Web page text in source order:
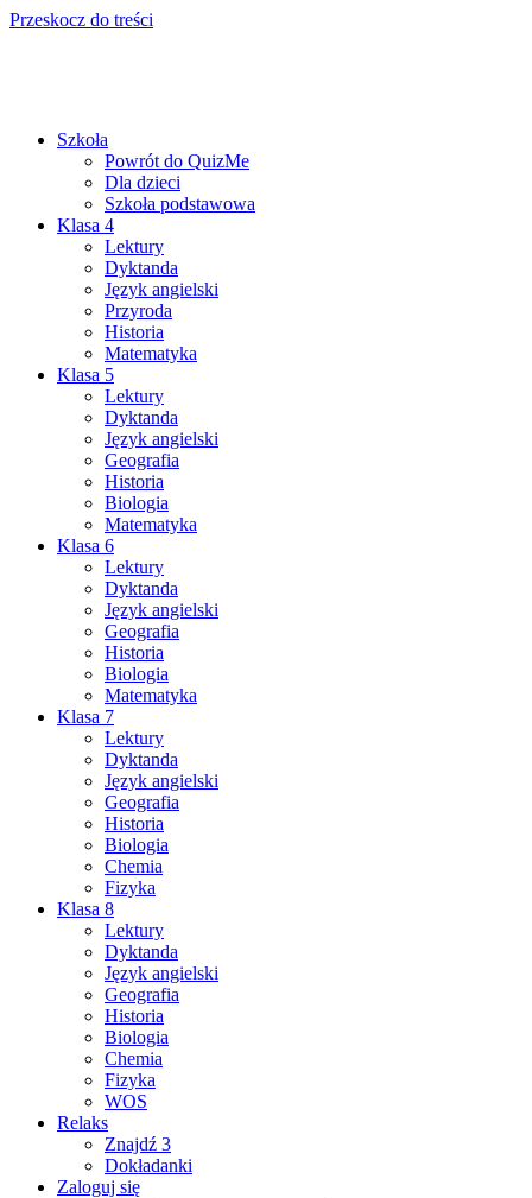
Przeskocz do treści
Szkoła
Powrót do QuizMe
Dla dzieci
Szkoła podstawowa
Klasa 4
Lektury
Dyktanda
Język angielski
Przyroda
Historia
Matematyka
Klasa 5
Lektury
Dyktanda
Język angielski
Geografia
Historia
Biologia
Matematyka
Klasa 6
Lektury
Dyktanda
Język angielski
Geografia
Historia
Biologia
Matematyka
Klasa 7
Lektury
Dyktanda
Język angielski
Geografia
Historia
Biologia
Chemia
Fizyka
Klasa 8
Lektury
Dyktanda
Język angielski
Geografia
Historia
Biologia
Chemia
Fizyka
WOS
Relaks
Znajdź 3
Dokładanki
Zaloguj się